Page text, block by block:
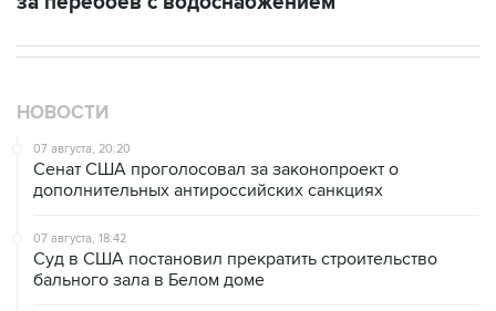
НОВОСТИ
07 августа, 20:20
Сенат США проголосовал за законопроект о
дополнительных антироссийских санкциях
07 августа, 18:42
Суд в США постановил прекратить строительство
бального зала в Белом доме